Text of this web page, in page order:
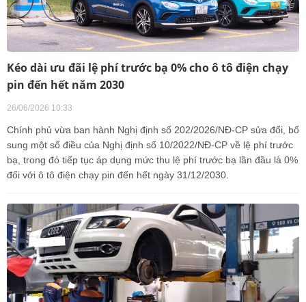
Kéo dài ưu đãi lệ phí trước bạ 0% cho ô tô điện chạy
pin đến hết năm 2030
26/06/2026 10:33
Chính phủ vừa ban hành Nghị định số 202/2026/NĐ-CP sửa đổi, bổ
sung một số điều của Nghị định số 10/2022/NĐ-CP về lệ phí trước
bạ, trong đó tiếp tục áp dụng mức thu lệ phí trước bạ lần đầu là 0%
đối với ô tô điện chạy pin đến hết ngày 31/12/2030.